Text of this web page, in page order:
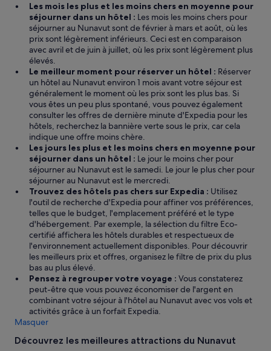
Les mois les plus et les moins chers en moyenne pour
séjourner dans un hôtel : Les mois les moins chers pour
séjourner au Nunavut sont de février à mars et août, où les
prix sont légèrement inférieurs. Ceci est en comparaison
avec avril et de juin à juillet, où les prix sont légèrement plus
élevés.
Le meilleur moment pour réserver un hôtel : Réserver
un hôtel au Nunavut environ 1 mois avant votre séjour est
généralement le moment où les prix sont les plus bas. Si
vous êtes un peu plus spontané, vous pouvez également
consulter les offres de dernière minute d'Expedia pour les
hôtels, recherchez la bannière verte sous le prix, car cela
indique une offre moins chère.
Les jours les plus et les moins chers en moyenne pour
séjourner dans un hôtel : Le jour le moins cher pour
séjourner au Nunavut est le samedi. Le jour le plus cher pour
séjourner au Nunavut est le mercredi.
Trouvez des hôtels pas chers sur Expedia : Utilisez
l'outil de recherche d'Expedia pour affiner vos préférences,
telles que le budget, l'emplacement préféré et le type
d'hébergement. Par exemple, la sélection du filtre Eco-
certifié affichera les hôtels durables et respectueux de
l'environnement actuellement disponibles. Pour découvrir
les meilleurs prix et offres, organisez le filtre de prix du plus
bas au plus élevé.
Pensez à regrouper votre voyage : Vous constaterez
peut-être que vous pouvez économiser de l'argent en
combinant votre séjour à l'hôtel au Nunavut avec vos vols et
activités grâce à un forfait Expedia.
Masquer
Découvrez les meilleures attractions du Nunavut